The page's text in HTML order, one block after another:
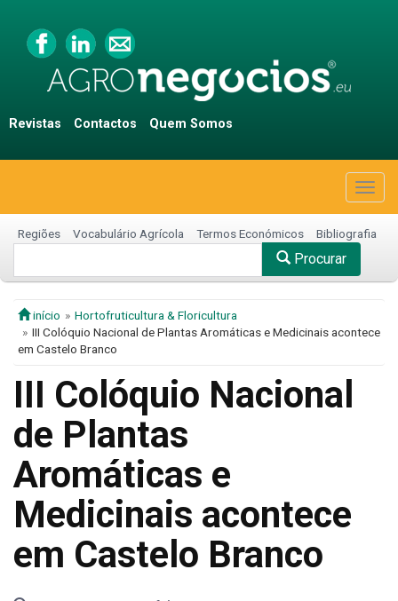
Revistas Contactos Quem Somos
Regiões Vocabulário Agrícola Termos Económicos Bibliografia
Procurar
início
Hortofruticultura & Floricultura
III Colóquio Nacional de Plantas Aromáticas e Medicinais acontece
em Castelo Branco
III Colóquio Nacional
de Plantas
Aromáticas e
Medicinais acontece
em Castelo Branco